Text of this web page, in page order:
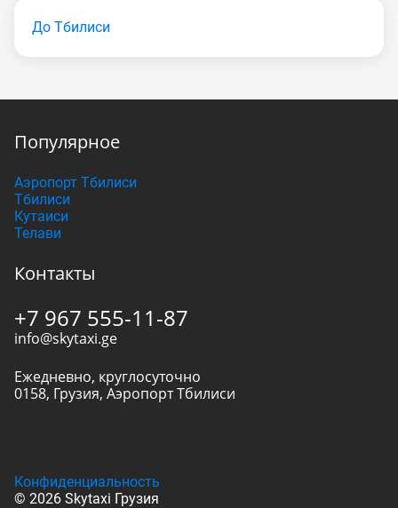
До Тбилиси
Популярное
Аэропорт Тбилиси
Тбилиси
Кутаиси
Телави
Контакты
+7 967 555-11-87
info@skytaxi.ge
Ежедневно, круглосуточно
0158, Грузия, Аэропорт Тбилиси
© 2026 Skytaxi Грузия
Конфиденциальность